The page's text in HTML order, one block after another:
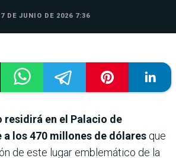
DE JUNIO DE 2026 7:36
residirá en el Palacio de
a los 470 millones de dólares que
de este lugar emblemático de la